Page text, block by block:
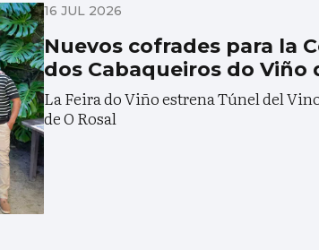
16 JUL 2026
Nuevos cofrades para la
dos Cabaqueiros do Viño
La Feira do Viño estrena Túnel del
de O Rosal